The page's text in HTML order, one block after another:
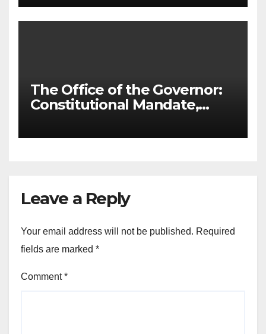
The Office of the Governor:
Constitutional Mandate,
Path to Reform (GS 2
Leave a Reply
Your email address will not be published. Required
fields are marked *
Comment*